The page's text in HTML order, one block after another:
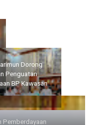
MTQ Tingkat
Karimun Buka
Pemberdayaan
Melalui
Industri
Tradisional